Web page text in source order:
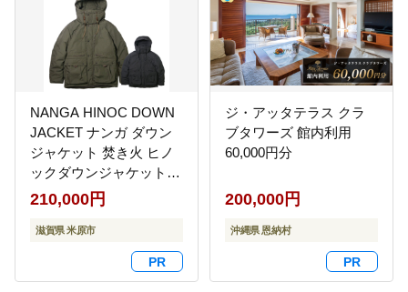
NANGA HINOC DOWN
JACKET ナンガ ダウン
ジャケット 焚き火 ヒノ
ックダウンジャケット
ダウン アウター ジャケ
ット コート 収納 防寒 難
燃 日本製 国産 滋賀県 米
原市 アウトドア キャン
プ 釣り 高級 カーキM
210,000円
滋賀県 米原市
ジ・アッタテラス クラ
ブタワーズ 館内利用
60,000円分
200,000円
沖縄県 恩納村